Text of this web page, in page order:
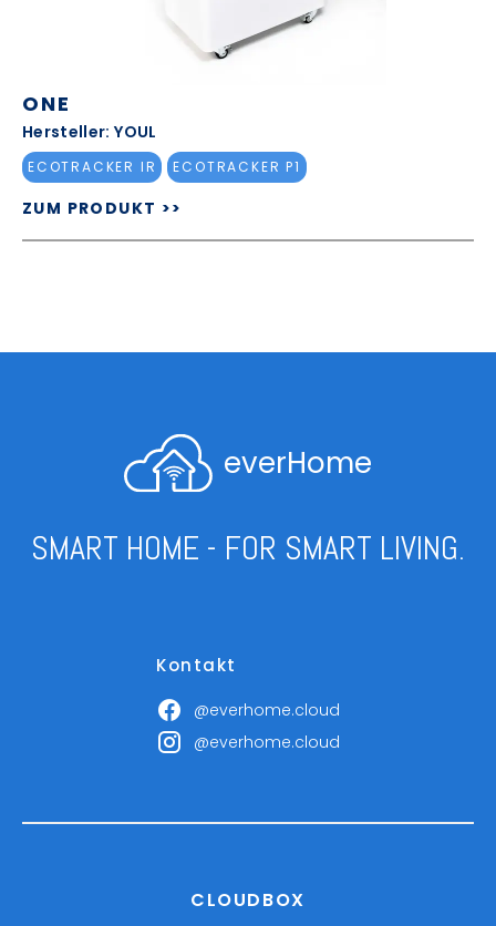
ONE
Hersteller: YOUL
ECOTRACKER IR ECOTRACKER P1
ZUM PRODUKT >>
everHome
SMART HOME - FOR SMART LIVING.
Kontakt
@everhome.cloud
@everhome.cloud
CLOUDBOX